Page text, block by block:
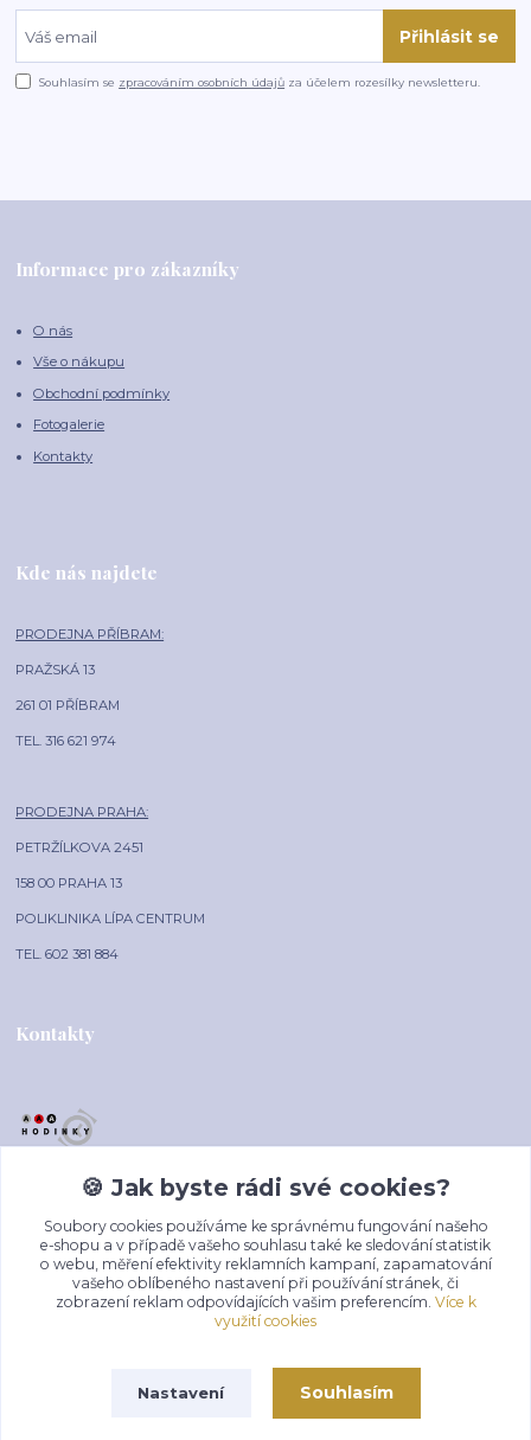
Přihlásit se
Souhlasím se zpracováním osobních údajů za účelem rozesílky newsletteru.
Informace pro zákazníky
O nás
Vše o nákupu
Obchodní podmínky
Fotogalerie
Kontakty
Kde nás najdete
PRODEJNA PŘÍBRAM:
PRAŽSKÁ 13
261 01 PŘÍBRAM
TEL. 316 621 974
PRODEJNA PRAHA:
PETRŽÍLKOVA 2451
158 00 PRAHA 13
POLIKLINIKA LÍPA CENTRUM
TEL. 602 381 884
Kontakty
AAA-HODINKY.CZ
+420 602 381 884
(Po-Pá, 10-16 hod.)
prodej@aaa-hodinky.cz
🍪 Jak byste rádi své cookies?
Soubory cookies používáme ke správnému fungování našeho
e-shopu a v případě vašeho souhlasu také ke sledování statistik
o webu, měření efektivity reklamních kampaní, zapamatování
vašeho oblíbeného nastavení při používání stránek, či
zobrazení reklam odpovídajících vašim preferencím. Více k
využití cookies
Nastavení Souhlasím